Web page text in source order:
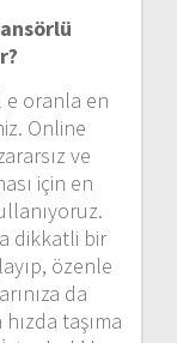
e oranla en
Online
ve
için en
dikkatli bir
özenle
da
taşıma